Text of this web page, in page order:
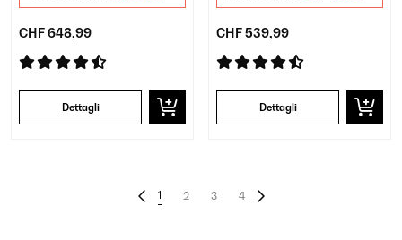
CHF 648,99
Dettagli
CHF 539,99
Dettagli
1 2 3 4